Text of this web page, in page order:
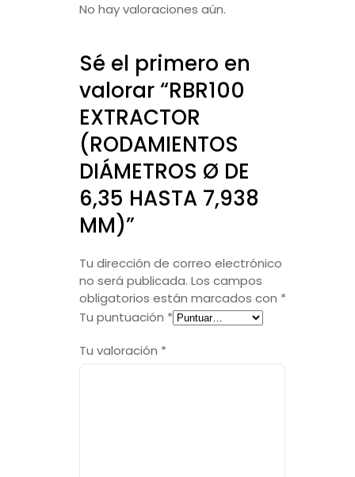
No hay valoraciones aún.
Sé el primero en
valorar “RBR100
EXTRACTOR
(RODAMIENTOS
DIÁMETROS Ø DE
6,35 HASTA 7,938
MM)”
Tu dirección de correo electrónico
no será publicada. Los campos
obligatorios están marcados con *
Tu puntuación *
Tu valoración *